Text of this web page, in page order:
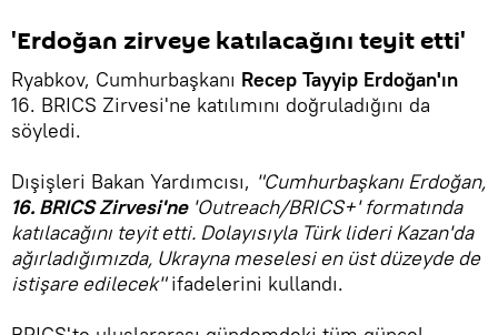
'Erdoğan zirveye katılacağını teyit etti'
Ryabkov, Cumhurbaşkanı Recep Tayyip Erdoğan'ın
16. BRICS Zirvesi'ne katılımını doğruladığını da
söyledi.
Dışişleri Bakan Yardımcısı, "Cumhurbaşkanı Erdoğan,
16. BRICS Zirvesi'ne'Outreach/BRICS+' formatında
katılacağını teyit etti. Dolayısıyla Türk lideri Kazan'da
ağırladığımızda, Ukrayna meselesi en üst düzeyde de
istişare edilecek"ifadelerini kullandı.